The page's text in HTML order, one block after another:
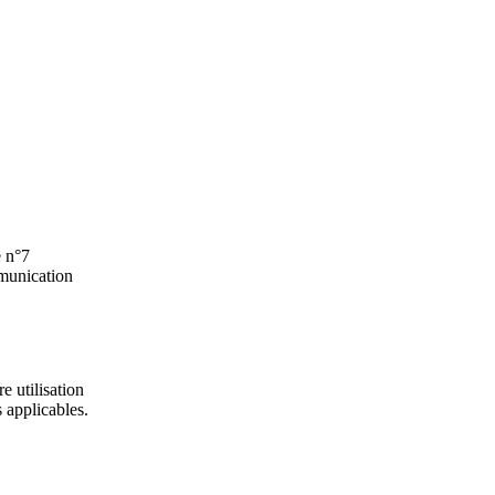
n°7
utilisation
applicables.